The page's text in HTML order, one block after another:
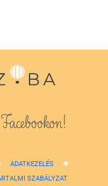
ADATKEZELÉS
SZABÁLYZAT